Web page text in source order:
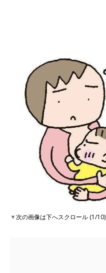
▼次の画像は下へスクロール (1/10)